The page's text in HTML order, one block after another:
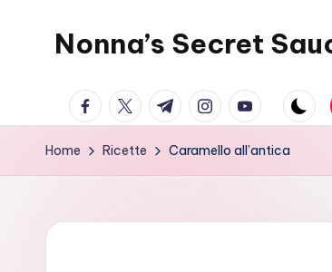
Nonna’s Secret
facebook.com
twitter.com
t.me instagram.com
youtube.com
Home Ricette Caramello all’antica